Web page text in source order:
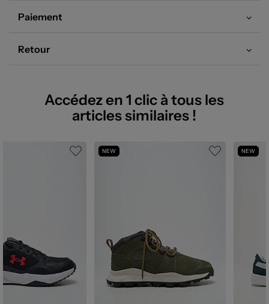
Paiement
Retour
Accédez en 1 clic à tous les
articles similaires !
NEW NEW